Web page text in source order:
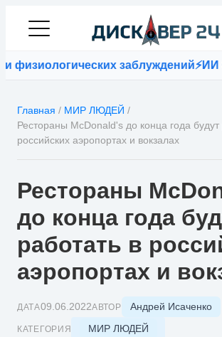
заблуждений⚡ИИ Google
Главная / МИР ЛЮДЕЙ /
Рестораны McDonald's до конца года будут
российских аэропортах и вокзалах
Рестораны
до конца года
работать в
аэропортах и
ДАТА09.06.2022АВТОР Андрей Исаченко
КАТЕГОРИЯ МИР ЛЮДЕЙ